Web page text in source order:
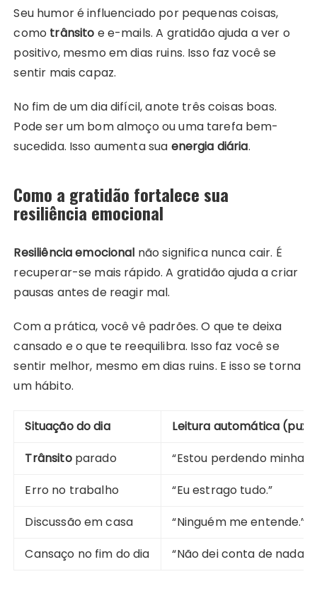
Seu humor é influenciado por pequenas coisas,
como trânsito e e-mails. A gratidão ajuda a ver o
positivo, mesmo em dias ruins. Isso faz você se
sentir mais capaz.
No fim de um dia difícil, anote três coisas boas.
Pode ser um bom almoço ou uma tarefa bem-
sucedida. Isso aumenta sua energia diária.
Como a gratidão fortalece sua
resiliência emocional
Resiliência emocional não significa nunca cair. É
recuperar-se mais rápido. A gratidão ajuda a criar
pausas antes de reagir mal.
Com a prática, você vê padrões. O que te deixa
cansado e o que te reequilibra. Isso faz você se
sentir melhor, mesmo em dias ruins. E isso se torna
um hábito.
Situação do dia
Leitura automática
Trânsitoparado
“Estou perdendo minha
Erro no trabalho
“Eu estrago tudo.”
Discussão em casa
“Ninguém me entende.”
Cansaço no fim do dia
“Não dei conta de nada.”